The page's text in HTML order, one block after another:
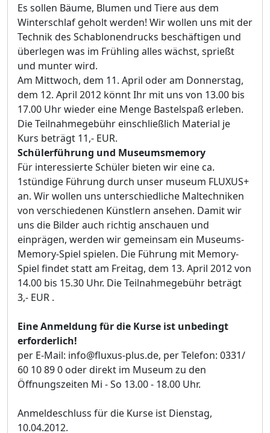
Es sollen Bäume, Blumen und Tiere aus dem
Winterschlaf geholt werden! Wir wollen uns mit der
Technik des Schablonendrucks beschäftigen und
überlegen was im Frühling alles wächst, sprießt
und munter wird.
Am Mittwoch, dem 11. April oder am Donnerstag,
dem 12. April 2012 könnt Ihr mit uns von 13.00 bis
17.00 Uhr wieder eine Menge Bastelspaß erleben.
Die Teilnahmegebühr einschließlich Material je
Kurs beträgt 11,- EUR.
Schülerführung und Museumsmemory
Für interessierte Schüler bieten wir eine ca.
1stündige Führung durch unser museum FLUXUS+
an. Wir wollen uns unterschiedliche Maltechniken
von verschiedenen Künstlern ansehen. Damit wir
uns die Bilder auch richtig anschauen und
einprägen, werden wir gemeinsam ein Museums-
Memory-Spiel spielen. Die Führung mit Memory-
Spiel findet statt am Freitag, dem 13. April 2012 von
14.00 bis 15.30 Uhr. Die Teilnahmegebühr beträgt
3,- EUR .
Eine Anmeldung für die Kurse ist unbedingt
erforderlich!
per E-Mail: info@fluxus-plus.de, per Telefon: 0331/
60 10 89 0 oder direkt im Museum zu den
Öffnungszeiten Mi - So 13.00 - 18.00 Uhr.
Anmeldeschluss für die Kurse ist Dienstag,
10.04.2012.